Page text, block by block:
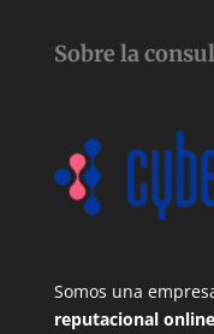
Sobre la
Somos una
reputacional online